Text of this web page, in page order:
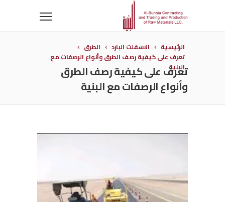
الرئيسية الاسفلت البارد
الطرق
تعرف على كيفية رصف الطرق وأنواع الرصفات مع
البنية
تعرف على كيفية رصف الطرق
وأنواع الرصفات مع البنية